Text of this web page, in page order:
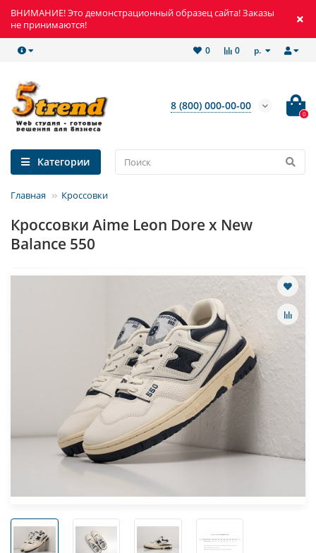
ВНИМАНИЕ! Это демонстрационный образец сайта! Заказы
не принимаются!
р.
0
0
8 (800) 000-00-00
0
Категории
Главная Кроссовки
Кроссовки Aime Leon Dore x New
Balance 550